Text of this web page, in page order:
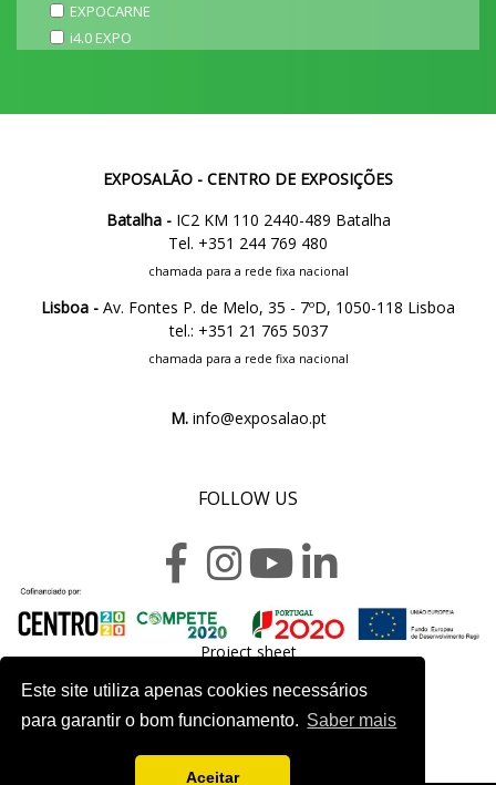
Este site utiliza apenas cookies necessários
para garantir o bom funcionamento. Saber mais
Aceitar
EXPOCARNE
i4.0 EXPO
EXPOSALÃO - CENTRO DE EXPOSIÇÕES
Batalha -IC2 KM 110 2440-489 Batalha
Tel. +351 244 769 480
chamada para a rede fixa nacional
Lisboa - Av. Fontes P. de Melo, 35 - 7ºD, 1050-118 Lisboa
tel.: +351 21 765 5037
chamada para a rede fixa nacional
M.info@exposalao.pt
FOLLOW US
Project sheet